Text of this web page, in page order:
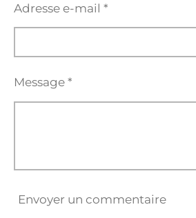
Adresse e-mail *
Message *
Envoyer un commentaire